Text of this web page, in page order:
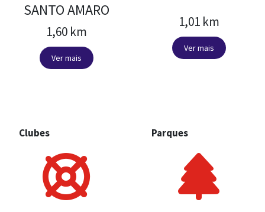
SANTO AMARO
1,60 km
Ver mais
1,01 km
Ver mais
Clubes Parques